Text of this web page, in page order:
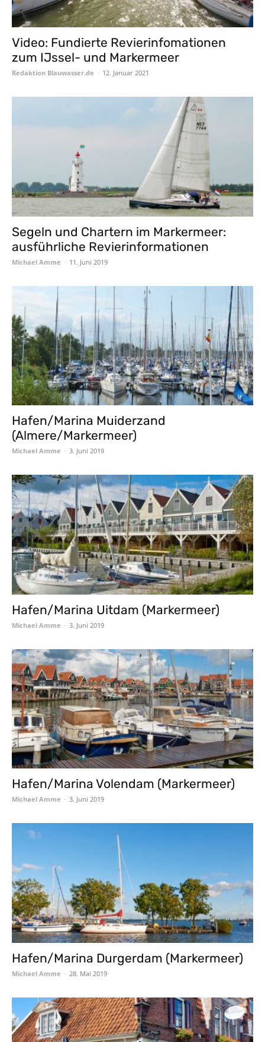
Video: Fundierte Revierinfomationen
zum IJssel- und Markermeer
Redaktion Blauwasser.de - 12. Januar 2021
Segeln und Chartern im Markermeer:
ausführliche Revierinformationen
Michael Amme - 11. Juni 2019
Hafen/Marina Muiderzand
(Almere/Markermeer)
Michael Amme - 3. Juni 2019
Hafen/Marina Uitdam (Markermeer)
Michael Amme - 3. Juni 2019
Hafen/Marina Volendam (Markermeer)
Michael Amme - 3. Juni 2019
Hafen/Marina Durgerdam (Markermeer)
Michael Amme - 28. Mai 2019